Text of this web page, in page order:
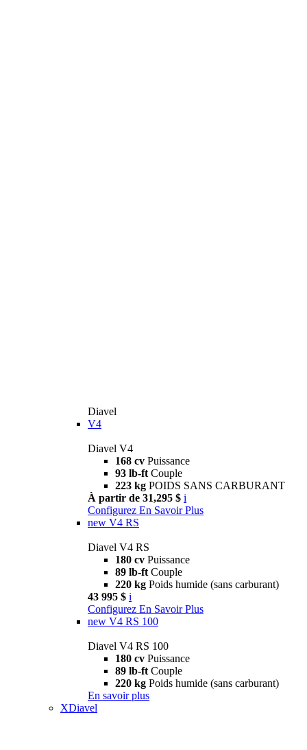
Diavel
V4
Diavel V4
168 cv Puissance
93 lb-ft Couple
223 kg POIDS SANS CARBURANT
À partir de 31,295 $ i
Configurez En Savoir Plus
new V4 RS
Diavel V4 RS
180 cv Puissance
89 lb-ft Couple
220 kg Poids humide (sans carburant)
43 995 $ i
Configurez En Savoir Plus
new V4 RS 100
Diavel V4 RS 100
180 cv Puissance
89 lb-ft Couple
220 kg Poids humide (sans carburant)
En savoir plus
XDiavel